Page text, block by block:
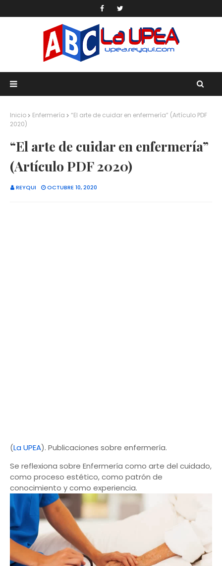
Inicio Enfermería
“El arte de cuidar en enfermería” (Artículo PDF
2020)
“El arte de cuidar en enfermería”
(Artículo PDF 2020)
REYQUI OCTUBRE 10, 2020
(La UPEA). Publicaciones sobre enfermería.
Se reflexiona sobre Enfermería como arte del cuidado,
como proceso estético, como patrón de
conocimiento y como experiencia.